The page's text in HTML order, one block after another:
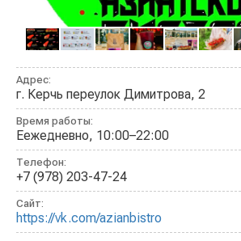
Адрес:
г. Керчь переулок Димитрова, 2
Время работы:
Еежедневно, 10:00–22:00
Телефон:
+7 (978) 203-47-24
Сайт:
https://vk.com/azianbistro